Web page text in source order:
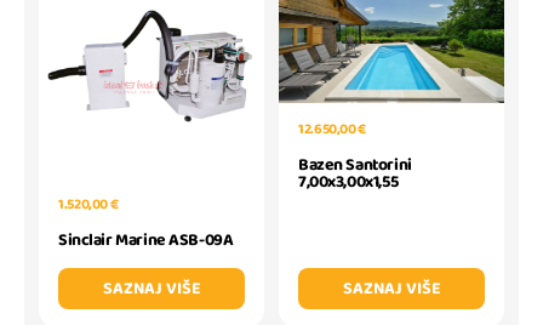
1.520,00 €
Sinclair Marine ASB-09A
SAZNAJ VIŠE
12.650,00 €
Bazen Santorini
7,00x3,00x1,55
SAZNAJ VIŠE